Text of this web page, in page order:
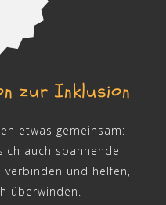
zur Inklusion
etwas gemeinsam:
auch spannende
verbinden und helfen,
überwinden.